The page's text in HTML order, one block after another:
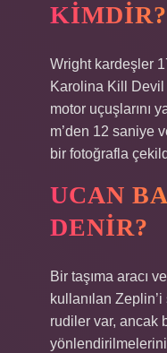
KIMDIR?
Wright kardeşler
Karolina Kill
motor uçuşlarını
m’den 12 saniye
bir fotoğrafla
UCAN
DENIR?
Bir taşıma aracı
kullanılan
rudiler var, ancak